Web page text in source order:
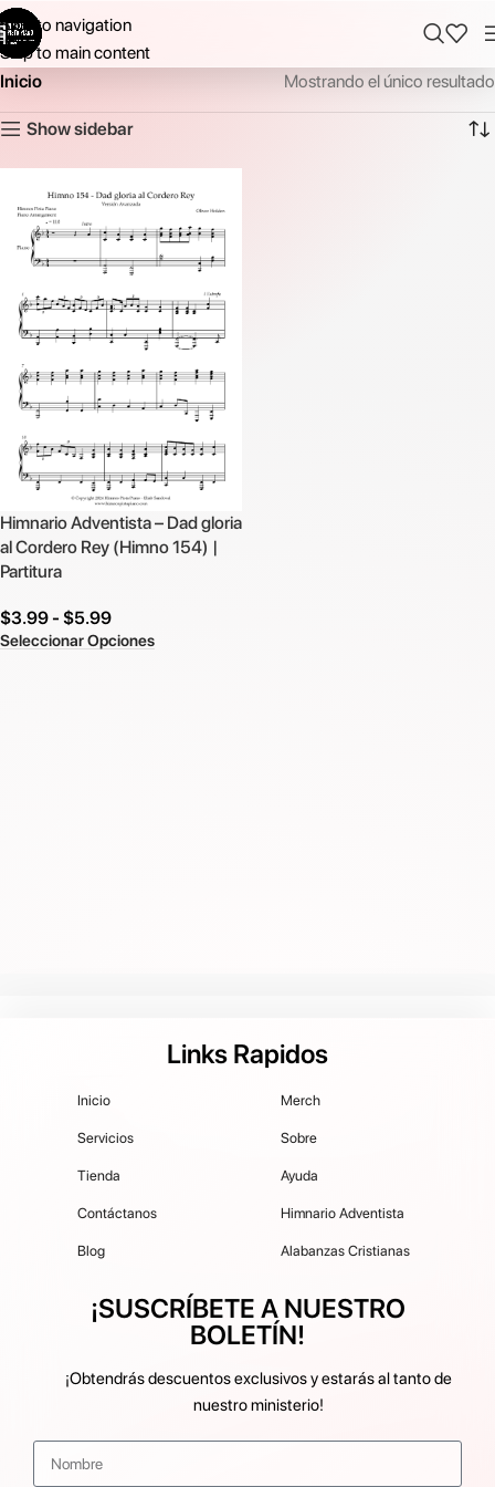
Skip to navigation
Skip to main content
Inicio
Mostrando el único resultado
Show sidebar
Himnario Adventista – Dad gloria
al Cordero Rey (Himno 154) |
Partitura
$3.99 - $5.99
Seleccionar Opciones
Links Rapidos
Inicio
Servicios
Tienda
Contáctanos
Blog
Merch
Sobre
Ayuda
Himnario Adventista
Alabanzas Cristianas
¡SUSCRÍBETE A NUESTRO
BOLETÍN!
¡Obtendrás descuentos exclusivos y estarás al tanto de
nuestro ministerio!